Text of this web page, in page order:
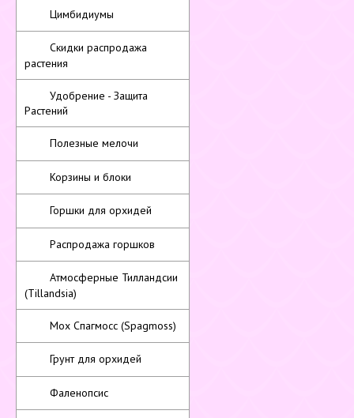
Цимбидиумы
Скидки распродажа
растения
Удобрение - Защита
Растений
Полезные мелочи
Корзины и блоки
Горшки для орхидей
Распродажа горшков
Атмосферные Тилландсии
(Tillandsia)
Мох Спагмосс (Spagmoss)
Грунт для орхидей
Фаленопсис